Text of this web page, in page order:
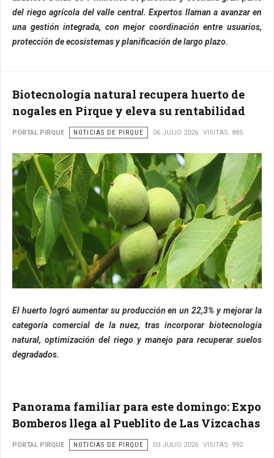
del riego agrícola del valle central. Expertos llaman a avanzar en
una gestión integrada, con mejor coordinación entre usuarios,
protección de ecosistemas y planificación de largo plazo.
Biotecnología natural recupera huerto de
nogales en Pirque y eleva su rentabilidad
PORTAL PIRQUE NOTICIAS DE PIRQUE 06 JULIO 2026 VISITAS: 885
El huerto logró aumentar su producción en un 22,3% y mejorar la
categoría comercial de la nuez, tras incorporar biotecnología
natural, optimización del riego y manejo para recuperar suelos
degradados.
Panorama familiar para este domingo: Expo
Bomberos llega al Pueblito de Las Vizcachas
PORTAL PIRQUE NOTICIAS DE PIRQUE 03 JULIO 2026 VISITAS: 992